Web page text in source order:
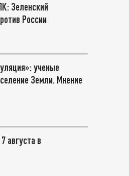
Зеленский
России
ученые
Земли. Мнение
августа в